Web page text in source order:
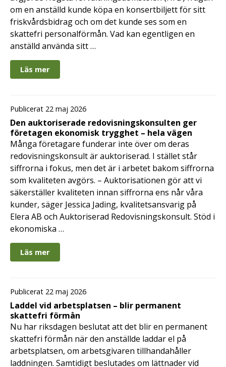
om en anställd kunde köpa en konsertbiljett för sitt
friskvårdsbidrag och om det kunde ses som en
skattefri personalförmån. Vad kan egentligen en
anställd använda sitt …
Läs mer
Publicerat 22 maj 2026
Den auktoriserade redovisningskonsulten ger
företagen ekonomisk trygghet – hela vägen
Många företagare funderar inte över om deras
redovisningskonsult är auktoriserad. I stället står
siffrorna i fokus, men det är i arbetet bakom siffrorna
som kvaliteten avgörs. – Auktorisationen gör att vi
säkerställer kvaliteten innan siffrorna ens når våra
kunder, säger Jessica Jading, kvalitetsansvarig på
Elera AB och Auktoriserad Redovisningskonsult. Stöd i
ekonomiska …
Läs mer
Publicerat 22 maj 2026
Laddel vid arbetsplatsen – blir permanent
skattefri förmån
Nu har riksdagen beslutat att det blir en permanent
skattefri förmån när den anställde laddar el på
arbetsplatsen, om arbetsgivaren tillhandahåller
laddningen. Samtidigt beslutades om lättnader vid